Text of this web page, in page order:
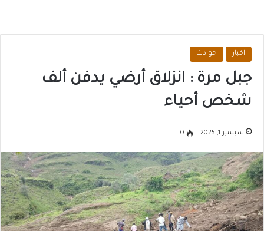
اخبار حوادث
جبل مرة : انزلاق أرضي يدفن ألف
شخص أحياء
سبتمبر 1, 2025 0